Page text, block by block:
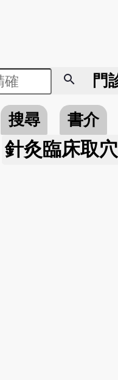
search 門
搜尋
書介
針灸臨床取